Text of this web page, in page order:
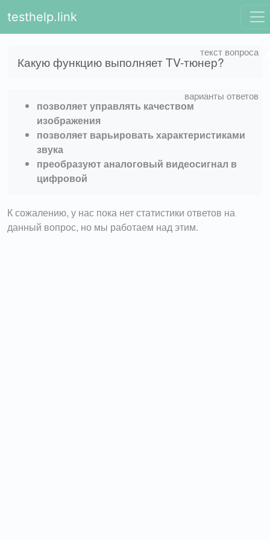
testhelp.link
Какую функцию выполняет TV-тюнер?
позволяет управлять качеством
изображения
позволяет варьировать характеристиками
звука
преобразуют аналоговый видеосигнал в
цифровой
К сожалению, у нас пока нет статистики ответов на
данный вопрос, но мы работаем над этим.